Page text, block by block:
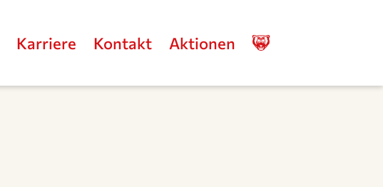
Karriere Kontakt Aktionen
Stolzer
der